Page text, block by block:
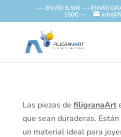
--- ENVÍO 5.50€ --- ENVÍO
150€---
Las piezas de filigranaArt
que sean duraderas.
un material ideal para